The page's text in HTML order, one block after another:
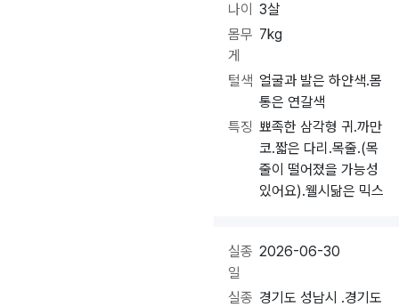
나이
3살
몸무
게
7kg
털색 얼굴과 발은 하얀색.몸
통은 연갈색
특징 뾰족한 삼각형 귀.까만
코.짧은 다리.목줄.(목
줄이 떨어졌을 가능성
있어요).웰시닮은 믹스
실종
일
2026-06-30
실종 경기도 성남시 .경기도